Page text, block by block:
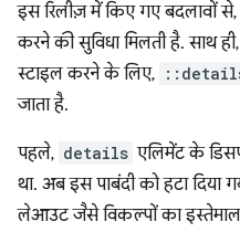
इस रिलीज़ में किए गए बदलावों से,
करने की सुविधा मिलती है. साथ
स्टाइल करने के लिए,
जाता है.
पहले, details एलिमेंट के
था. अब इस पाबंदी को हटा
लेआउट जैसे विकल्पों का इस्तेमाल